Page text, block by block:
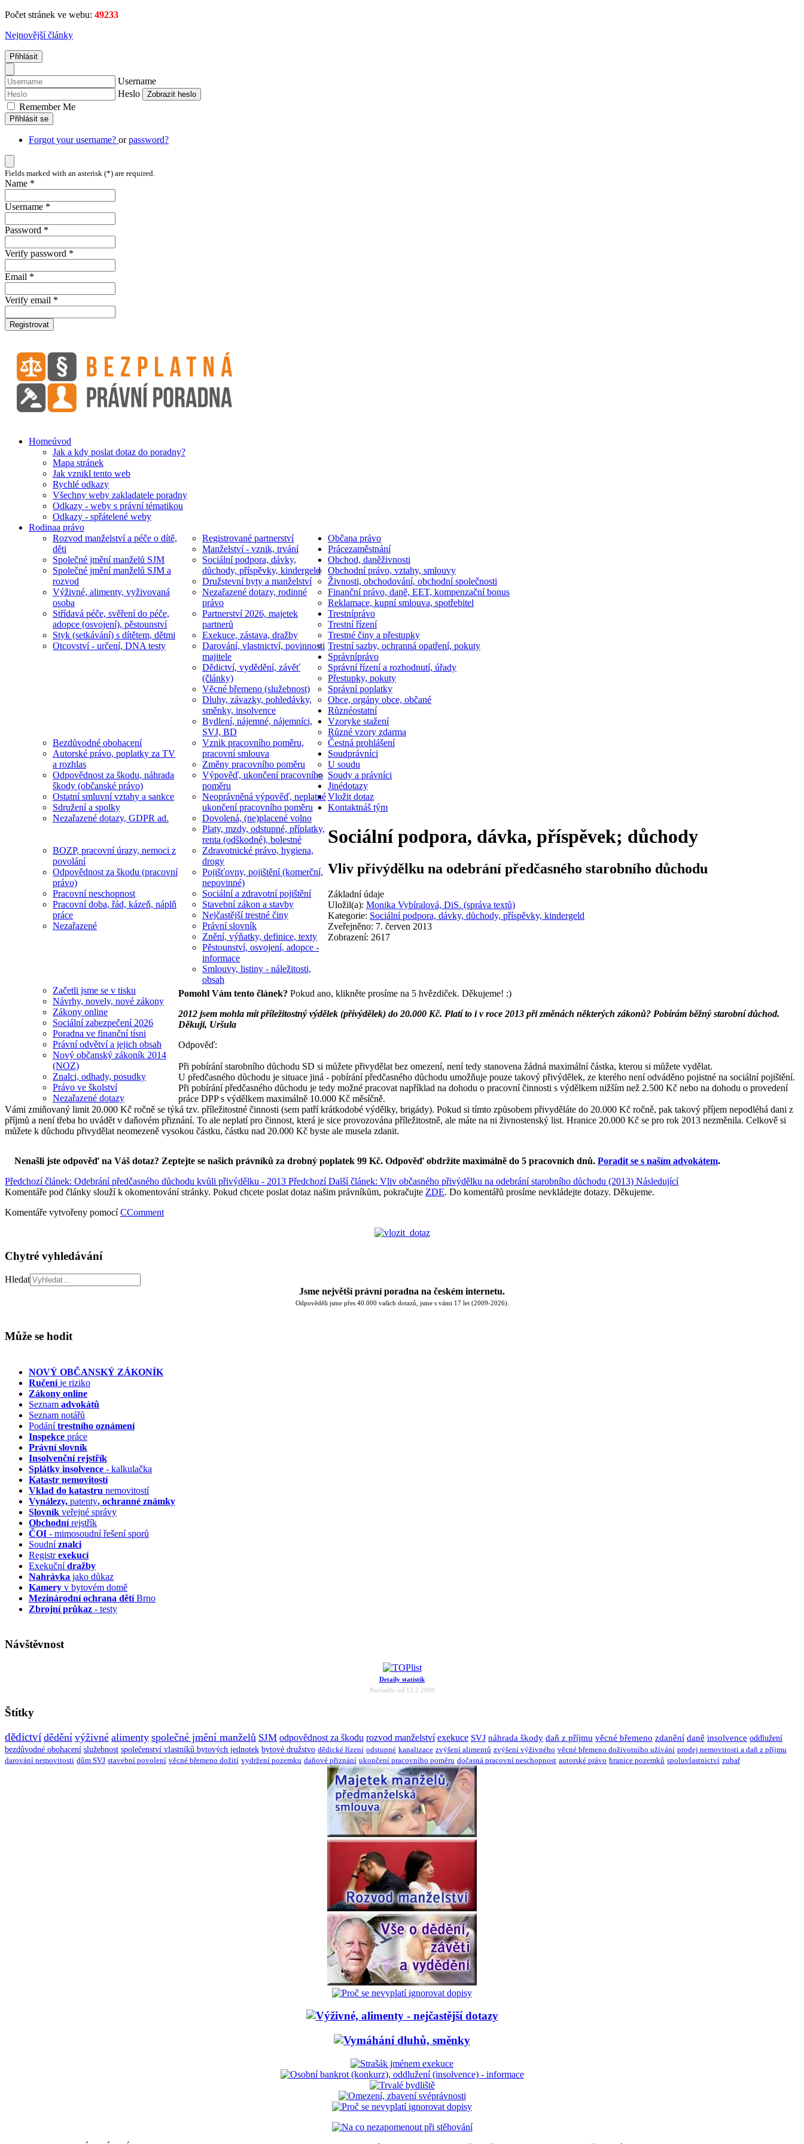
Počet stránek ve webu: 49233
Nejnovější články
Přihlásit
Username
Heslo
Zobrazit heslo
Remember Me
Přihlásit se
Forgot your username? orpassword?
Fields marked with an asterisk (*) are required.
Name *
Username *
Password *
Verify password *
Email *
Verify email *
Registrovat
Homeúvod
Jak a kdy poslat dotaz do poradny?
Mapa stránek
Jak vznikl tento web
Rychlé odkazy
Všechny weby zakladatele poradny
Odkazy - weby s právní tématikou
Odkazy - spřátelené weby
Rodinaa právo
Rozvod manželství a péče o dítě,
děti
Společné jmění manželů SJM
Společné jmění manželů SJM a
rozvod
Výživné, alimenty, vyživovaná
osoba
Střídavá péče, svěření do péče,
adopce (osvojení), pěstounství
Styk (setkávání) s dítětem, dětmi
Otcovství - určení, DNA testy
Registrované partnerství
Manželství - vznik, trvání
Sociální podpora, dávky,
důchody, příspěvky, kindergeld
Družstevní byty a manželství
Nezařazené dotazy, rodinné
právo
Partnerství 2026, majetek
partnerů
Občana právo
Exekuce, zástava, dražby
Darování, vlastnictví, povinnosti
majitele
Dědictví, vydědění, závěť
(články)
Věcné břemeno (služebnost)
Dluhy, závazky, pohledávky,
směnky, insolvence
Bydlení, nájemné, nájemníci,
SVJ, BD
Bezdůvodné obohacení
Autorské právo, poplatky za TV
a rozhlas
Odpovědnost za škodu, náhrada
škody (občanské právo)
Ostatní smluvní vztahy a sankce
Sdružení a spolky
Nezařazené dotazy, GDPR ad.
Prácezaměstnání
Vznik pracovního poměru,
pracovní smlouva
Změny pracovního poměru
Výpověď, ukončení pracovního
poměru
Neoprávněná výpověď, neplatné
ukončení pracovního poměru
Dovolená, (ne)placené volno
Platy, mzdy, odstupné, příplatky,
renta (odškodné), bolestné
BOZP, pracovní úrazy, nemoci z
povolání
Odpovědnost za škodu (pracovní
právo)
Pracovní neschopnost
Pracovní doba, řád, kázeň, náplň
práce
Nezařazené
Obchod, daněživnosti
Obchodní právo, vztahy, smlouvy
Živnosti, obchodování, obchodní společnosti
Finanční právo, daně, EET, kompenzační bonus
Reklamace, kupní smlouva, spotřebitel
Trestníprávo
Trestní řízení
Trestné činy a přestupky
Trestní sazby, ochranná opatření, pokuty
Správníprávo
Správní řízení a rozhodnutí, úřady
Přestupky, pokuty
Správní poplatky
Obce, orgány obce, občané
Různéostatní
Zdravotnické právo, hygiena,
drogy
Pojišťovny, pojištění (komerční,
nepovinné)
Sociální a zdravotní pojištění
Stavební zákon a stavby
Nejčastější trestné činy
Právní slovník
Znění, výňatky, definice, texty
Pěstounství, osvojení, adopce -
informace
Smlouvy, listiny - náležitosti,
obsah
Začetli jsme se v tisku
Návrhy, novely, nové zákony
Zákony online
Sociální zabezpečení 2026
Poradna ve finanční tísni
Právní odvětví a jejich obsah
Nový občanský zákoník 2014
(NOZ)
Znalci, odhady, posudky
Právo ve školství
Nezařazené dotazy
Vzoryke stažení
Různé vzory zdarma
Čestná prohlášení
Soudprávníci
U soudu
Soudy a právníci
Jinédotazy
Vložit dotaz
Kontaktnáš tým
Sociální podpora, dávka, příspěvek; důchody
Vliv přivýdělku na odebrání předčasného starobního důchodu
Základní údaje
Uložil(a): Monika Vybíralová, DiS. (správa textů)
Kategorie: Sociální podpora, dávky, důchody, příspěvky, kindergeld
Zveřejněno: 7. červen 2013
Zobrazení: 2617
Pomohl Vám tento článek? Pokud ano, klikněte prosíme na 5 hvězdiček. Děkujeme! :)
2012 jsem mohla mít příležitostný výdělek (přívýdělek) do 20.000 Kč. Platí to i v roce 2013 při změnách některých zákonů? Pobírám běžný starobní důchod.
Děkuji, Uršula
Odpověď:
Při pobírání starobního důchodu SD si můžete přivydělat bez omezení, není tedy stanovena žádná maximální částka, kterou si můžete vydělat.
U předčasného důchodu je situace jiná - pobírání předčasného důchodu umožňuje pouze takový přivýdělek, ze kterého není odváděno pojistné na sociální pojištění.
Při pobírání předčasného důchodu je tedy možné pracovat například na dohodu o pracovní činnosti s výdělkem nižším než 2.500 Kč nebo na dohodu o provedení
práce DPP s výdělkem maximálně 10.000 Kč měsíčně.
Vámi zmiňovaný limit 20.000 Kč ročně se týká tzv. příležitostné činnosti (sem patří krátkodobé výdělky, brigády). Pokud si tímto způsobem přivyděláte do 20.000 Kč ročně, pak takový příjem nepodléhá dani z
příjmů a není třeba ho uvádět v daňovém přiznání. To ale neplatí pro činnost, která je sice provozována příležitostně, ale máte na ni živnostenský list. Hranice 20.000 Kč se pro rok 2013 nezměnila. Celkově si
můžete k důchodu přivydělat neomezeně vysokou částku, částku nad 20.000 Kč byste ale musela zdanit.
Nenašli jste odpověď na Váš dotaz? Zeptejte se našich právníků za drobný poplatek 99 Kč. Odpověď obdržíte maximálně do 5 pracovních dnů. Poradit se s naším advokátem.
Předchozí článek: Odebrání předčasného důchodu kvůli přivýdělku - 2013 Předchozí Další článek: Vliv občasného přivýdělku na odebrání starobního důchodu (2013) Následující
Komentáře pod články slouží k okomentování stránky. Pokud chcete poslat dotaz našim právníkům, pokračujte ZDE. Do komentářů prosíme nevkládejte dotazy. Děkujeme.
Komentáře vytvořeny pomocíCComment
Chytré vyhledávání
Hledat
Jsme největší právní poradna na českém internetu.
Odpověděli jsme přes 40.000 vašich dotazů, jsme s vámi 17 let (2009-2026).
Může se hodit
NOVÝ OBČANSKÝ ZÁKONÍK
Ručeníje riziko
Zákony online
Seznam advokátů
Seznam notářů
Podánítrestního oznámení
Inspekce práce
Právní slovník
Insolvenčnírejstřík
Splátky insolvence - kalkulačka
Katastr nemovitostí
Vklad do katastru nemovitostí
Vynálezy, patenty, ochranné známky
Slovník veřejné správy
Obchodnírejstřík
ČOI - mimosoudní řešení sporů
Soudníznalci
Registrexekucí
Exekučnídražby
Nahrávka jako důkaz
Kamery v bytovém domě
Mezinárodní ochrana dětíBrno
Zbrojní průkaz - testy
Návštěvnost
Detaily statistik
Počítadlo od 13.2.2009
Štítky
dědictví dědění výživné alimenty společné jmění manželů SJM odpovědnost za škodu rozvod manželství exekuce SVJ náhrada škody daň z příjmu věcné břemeno zdanění daně insolvence oddlužení
bezdůvodné obohacení služebnost společenství vlastníků bytových jednotek bytové družstvo dědické řízení odstupné kanalizace zvýšení alimentů zvýšení výživného věcné břemeno doživotního užívání prodej nemovitosti a daň z příjmu
darování nemovitosti dům SVJ stavební povolení věcné břemeno dožití vydržení pozemku daňové přiznání ukončení pracovního poměru dočasná pracovní neschopnost autorské právo hranice pozemků spoluvlastnictví zubař